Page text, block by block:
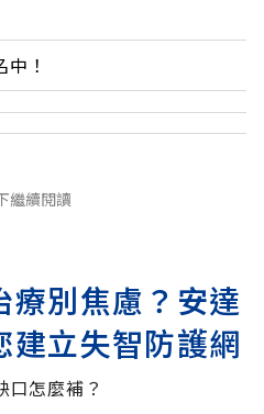
！
繼續閱讀
療別焦慮？安達
建立失智防護網
口怎麼補？